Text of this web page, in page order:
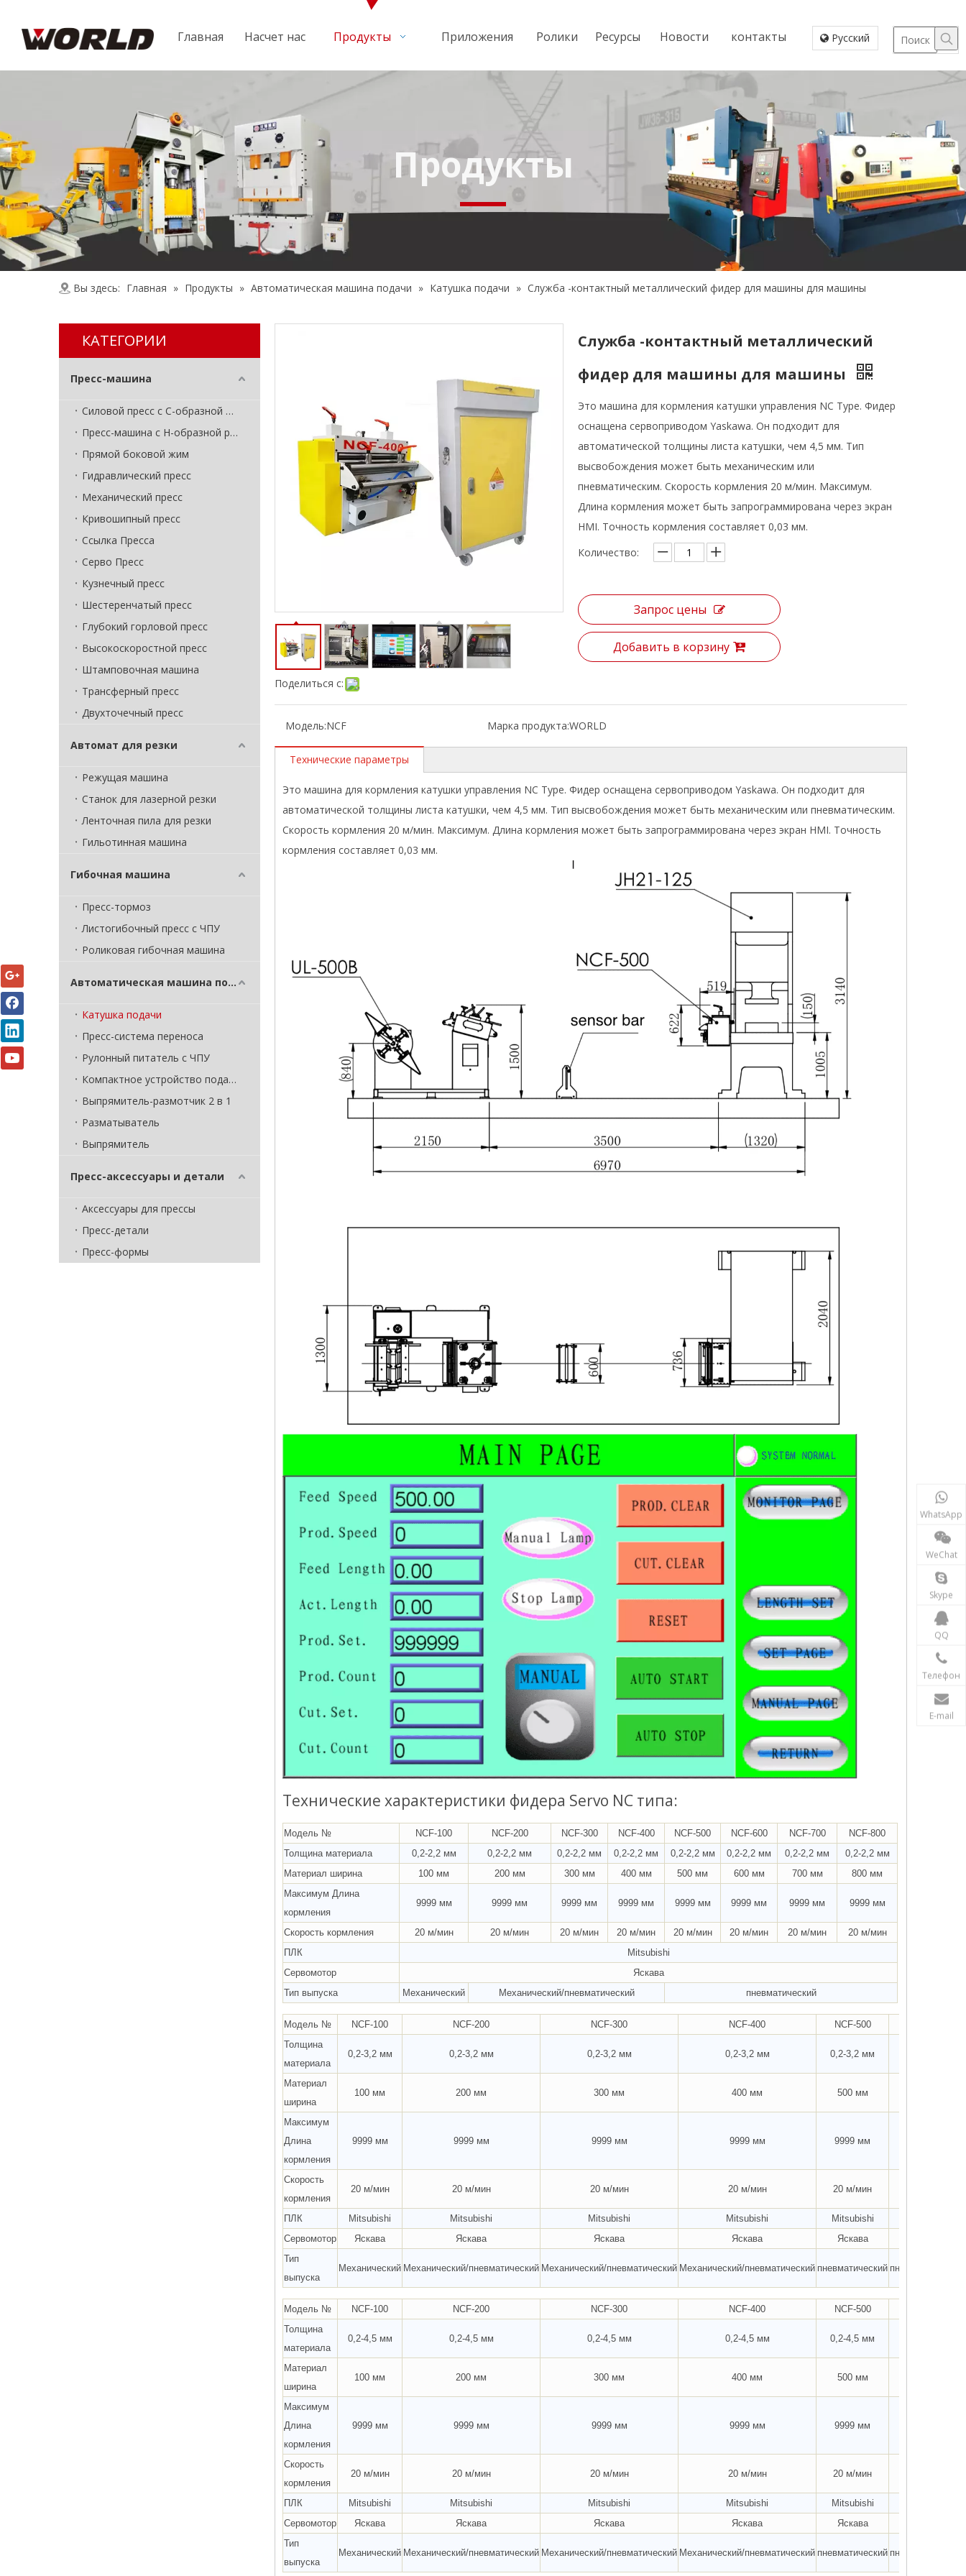
Главная Насчет нас Продукты Приложения Ролики Ресурсы Новости контакты Pусский
Продукты
Вы здесь: Главная » Продукты » Автоматическая машина подачи » Катушка подачи » Служба -контактный металлический фидер для машины для машины
КАТЕГОРИИ
Пресс-машина
Силовой пресс с C-образной рамой
Пресс-машина с H-образной рамой
Прямой боковой жим
Гидравлический пресс
Механический пресс
Кривошипный пресс
Ссылка Пресса
Серво Пресс
Кузнечный пресс
Шестеренчатый пресс
Глубокий горловой пресс
Высокоскоростной пресс
Штамповочная машина
Трансферный пресс
Двухточечный пресс
Автомат для резки
Режущая машина
Станок для лазерной резки
Ленточная пила для резки
Гильотинная машина
Гибочная машина
Пресс-тормоз
Листогибочный пресс с ЧПУ
Роликовая гибочная машина
Автоматическая машина подачи
Катушка подачи
Пресс-система переноса
Рулонный питатель с ЧПУ
Компактное устройство подачи рулонов 3 в 1
Выпрямитель-размотчик 2 в 1
Разматыватель
Выпрямитель
Пресс-аксессуары и детали
Аксессуары для прессы
Пресс-детали
Пресс-формы
Поделиться с:
Служба -контактный металлический
фидер для машины для машины
Это машина для кормления катушки управления NC Type. Фидер
оснащена сервоприводом Yaskawa. Он подходит для
автоматической толщины листа катушки, чем 4,5 мм. Тип
высвобождения может быть механическим или
пневматическим. Скорость кормления 20 м/мин. Максимум.
Длина кормления может быть запрограммирована через экран
HMI. Точность кормления составляет 0,03 мм.
Количество:
Запрос цены
Добавить в корзину
Модель:NCF Марка продукта:WORLD
Технические параметры
Это машина для кормления катушки управления NC Type. Фидер оснащена сервоприводом Yaskawa. Он подходит для
автоматической толщины листа катушки, чем 4,5 мм. Тип высвобождения может быть механическим или пневматическим.
Скорость кормления 20 м/мин. Максимум. Длина кормления может быть запрограммирована через экран HMI. Точность
кормления составляет 0,03 мм.
Технические характеристики фидера Servo NC типа:
Модель № NCF-100 NCF-200 NCF-300 NCF-400 NCF-500 NCF-600 NCF-700
NCF-800
Толщина материала
0,2-2,2 мм 0,2-2,2 мм 0,2-2,2 мм 0,2-2,2 мм 0,2-2,2 мм 0,2-2,2 мм 0,2-2,2 мм
0,2-2,2 мм
Материал ширина
100 мм 200 мм 300 мм 400 мм 500 мм 600 мм 700 мм
800 мм
Максимум Длина
кормления
9999 мм 9999 мм 9999 мм 9999 мм 9999 мм 9999 мм 9999 мм 9999 мм
Скорость кормления 20 м/мин 20 м/мин 20 м/мин 20 м/мин 20 м/мин 20 м/мин 20 м/мин
20 м/мин
ПЛК
Mitsubishi
Сервомотор
Яскава
Тип выпуска
Механический Механический/пневматический пневматический
Модель № NCF-100 NCF-200 NCF-300 NCF-400 NCF-500
Толщина
материала
0,2-3,2 мм 0,2-3,2 мм 0,2-3,2 мм 0,2-3,2 мм 0,2-3,2 мм
Материал
ширина
100 мм 200 мм 300 мм 400 мм 500 мм
Максимум
Длина
кормления
9999 мм 9999 мм 9999 мм 9999 мм 9999 мм
Скорость
кормления
20 м/мин 20 м/мин 20 м/мин 20 м/мин 20 м/мин
ПЛК Mitsubishi Mitsubishi Mitsubishi Mitsubishi Mitsubishi
Сервомотор
Яскава Яскава Яскава Яскава Яскава
Тип
выпуска
Механический Механический/пневматический Механический/пневматический Механический/пневматический пневматический пневматический
Модель № NCF-100 NCF-200 NCF-300 NCF-400 NCF-500
Толщина
материала
0,2-4,5 мм 0,2-4,5 мм 0,2-4,5 мм 0,2-4,5 мм 0,2-4,5 мм
Материал
ширина
100 мм 200 мм 300 мм 400 мм 500 мм
Максимум
Длина
кормления
9999 мм 9999 мм 9999 мм 9999 мм 9999 мм
Скорость
кормления
20 м/мин 20 м/мин 20 м/мин 20 м/мин 20 м/мин
ПЛК Mitsubishi Mitsubishi Mitsubishi Mitsubishi Mitsubishi
Сервомотор
Яскава Яскава Яскава Яскава Яскава
Тип
выпуска
Механический Механический/пневматический Механический/пневматический Механический/пневматический пневматический пневматический
WhatsApp
WeChat
Skype
QQ
Телефон
E-mail